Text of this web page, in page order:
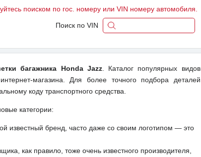
поиском по гос. номеру или VIN номеру автомобиля.
Поиск по VIN
багажника Honda Jazz. Каталог популярных видов
магазина. Для более точного подбора деталей
коду транспортного средства.
категории:
известный бренд, часто даже со своим логотипом — это
как правило, тоже очень известного производителя,